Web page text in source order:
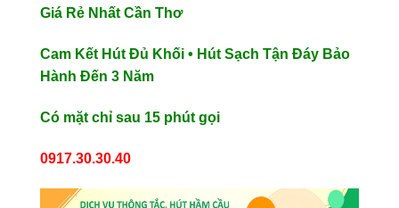
Giá Rẻ Nhất Cần Thơ
Cam Kết Hút Đủ Khối • Hút Sạch Tận Đáy Bảo
Hành Đến 3 Năm
Có mặt chỉ sau 15 phút gọi
0917.30.30.40